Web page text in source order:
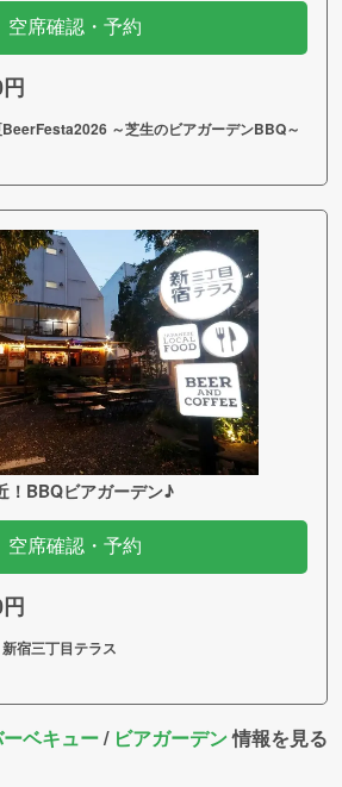
空席確認・予約
～芝生のビアガーデンBBQ～
！BBQビアガーデン♪
空席確認・予約
宿三丁目テラス
ベキュー/ ビアガーデン情報を見る